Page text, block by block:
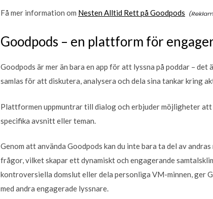
Få mer information om Nesten Alltid Rett på Goodpods
Goodpods – en plattform för
Goodpods är mer än bara en app för att lyssna på poddar –
samlas för att diskutera, analysera och dela sina tankar kring
Plattformen uppmuntrar till dialog och erbjuder möjligheter
specifika avsnitt eller teman.
Genom att använda Goodpods kan du inte bara ta del av
frågor, vilket skapar ett dynamiskt och engagerande
kontroversiella domslut eller dela personliga VM-minnen, ger
med andra engagerade lyssnare.